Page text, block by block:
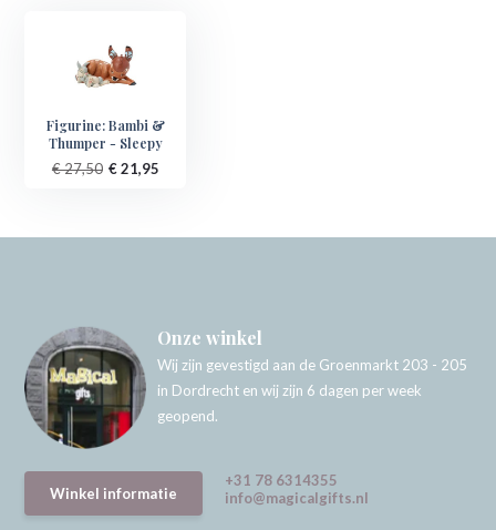
Figurine: Bambi &
Thumper - Sleepy
€ 27,50 € 21,95
Onze winkel
Wij zijn gevestigd aan de Groenmarkt 203 - 205
in Dordrecht en wij zijn 6 dagen per week
geopend.
Winkel informatie
+31 78 6314355
info@magicalgifts.nl